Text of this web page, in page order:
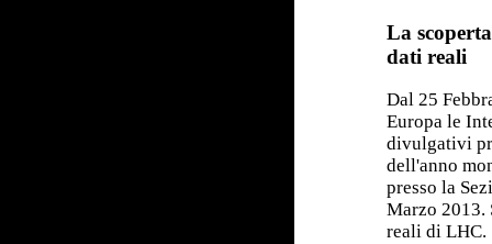
La
dati reali
Dal 25
Europa le
divulgativi
dell'anno
presso la
Marzo 2013.
reali di LHC.